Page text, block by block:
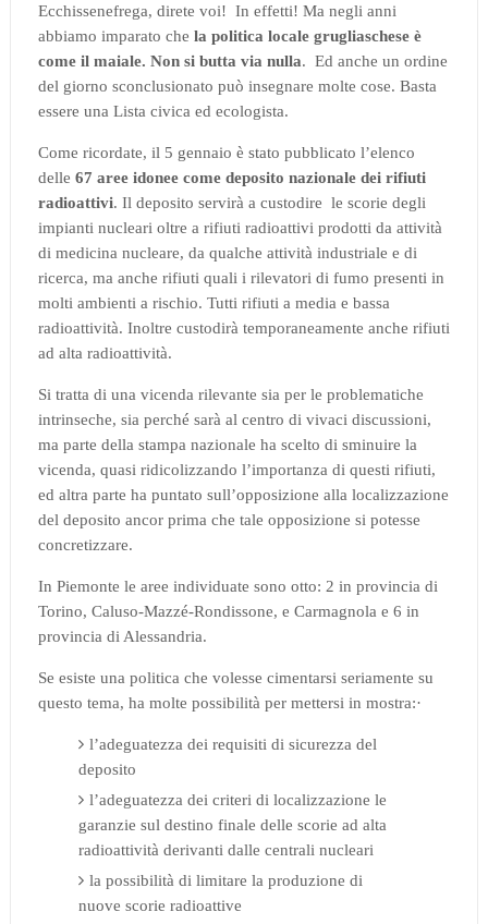
Ecchissenefrega, direte voi! In effetti! Ma negli anni
abbiamo imparato che la politica locale grugliaschese è
come il maiale. Non si butta via nulla. Ed anche un ordine
del giorno sconclusionato può insegnare molte cose. Basta
essere una Lista civica ed ecologista.
Come ricordate, il 5 gennaio è stato pubblicato l’elenco
delle 67 aree idonee come deposito nazionale dei rifiuti
radioattivi. Il deposito servirà a custodire le scorie degli
impianti nucleari oltre a rifiuti radioattivi prodotti da attività
di medicina nucleare, da qualche attività industriale e di
ricerca, ma anche rifiuti quali i rilevatori di fumo presenti in
molti ambienti a rischio. Tutti rifiuti a media e bassa
radioattività. Inoltre custodirà temporaneamente anche rifiuti
ad alta radioattività.
Si tratta di una vicenda rilevante sia per le problematiche
intrinseche, sia perché sarà al centro di vivaci discussioni,
ma parte della stampa nazionale ha scelto di sminuire la
vicenda, quasi ridicolizzando l’importanza di questi rifiuti,
ed altra parte ha puntato sull’opposizione alla localizzazione
del deposito ancor prima che tale opposizione si potesse
concretizzare.
In Piemonte le aree individuate sono otto: 2 in provincia di
Torino, Caluso-Mazzé-Rondissone, e Carmagnola e 6 in
provincia di Alessandria.
Se esiste una politica che volesse cimentarsi seriamente su
questo tema, ha molte possibilità per mettersi in mostra:·
l’adeguatezza dei requisiti di sicurezza del
deposito
l’adeguatezza dei criteri di localizzazionele
garanzie sul destino finale delle scorie ad alta
radioattività derivanti dalle centrali nucleari
la possibilità di limitare la produzione di
nuove scorie radioattive